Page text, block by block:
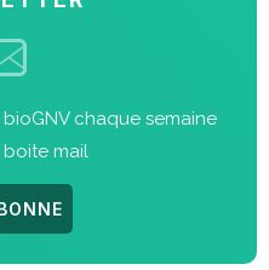
chaque semaine
mail